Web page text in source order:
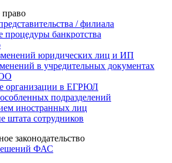
право
/ филиала
банкротства
юридических лиц и ИП
в учредительных документах
организации в ЕГРЮЛ
подразделений
иностранных лиц
штата сотрудников
законодательство
ФАС